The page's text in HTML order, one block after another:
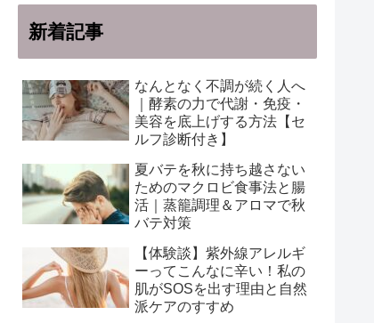
新着記事
なんとなく不調が続く人へ
｜酵素の力で代謝・免疫・
美容を底上げする方法【セ
ルフ診断付き】
夏バテを秋に持ち越さない
ためのマクロビ食事法と腸
活｜蒸籠調理＆アロマで秋
バテ対策
【体験談】紫外線アレルギ
ーってこんなに辛い！私の
肌がSOSを出す理由と自然
派ケアのすすめ